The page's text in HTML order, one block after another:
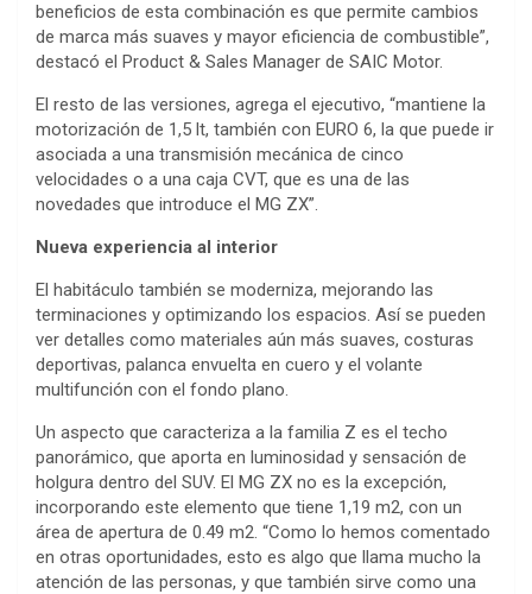
beneficios de esta combinación es que permite cambios
de marca más suaves y mayor eficiencia de combustible”,
destacó el Product & Sales Manager de SAIC Motor.
El resto de las versiones, agrega el ejecutivo, “mantiene la
motorización de 1,5 lt, también con EURO 6, la que puede ir
asociada a una transmisión mecánica de cinco
velocidades o a una caja CVT, que es una de las
novedades que introduce el MG ZX”.
Nueva experiencia al interior
El habitáculo también se moderniza, mejorando las
terminaciones y optimizando los espacios. Así se pueden
ver detalles como materiales aún más suaves, costuras
deportivas, palanca envuelta en cuero y el volante
multifunción con el fondo plano.
Un aspecto que caracteriza a la familia Z es el techo
panorámico, que aporta en luminosidad y sensación de
holgura dentro del SUV. El MG ZX no es la excepción,
incorporando este elemento que tiene 1,19 m2, con un
área de apertura de 0.49 m2. “Como lo hemos comentado
en otras oportunidades, esto es algo que llama mucho la
atención de las personas, y que también sirve como una